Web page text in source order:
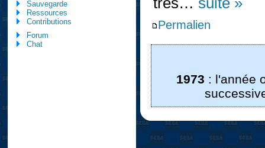
Permalien
1973 : l'année
Sauvegarde
Ressources
Contributions
Forum
Chat